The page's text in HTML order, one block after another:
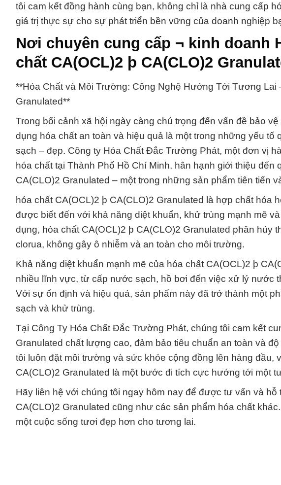
tôi cam kết đồng hành cùng bạn, không chỉ là nhà cung cấp
giá trị thực sự cho sự phát triển bền vững của doanh nghiệp
Nơi chuyên cung cấp ¬ kinh doanh
chất CA(OCL)2 þ CA(CLO)2
**Hóa Chất và Môi Trường: Công Nghệ Hướng Tới Tương Lai
Granulated**
Trong bối cảnh xã hội ngày càng chú trọng đến vấn đề bảo
dụng hóa chất an toàn và hiệu quả là một trong những yếu
sạch – đẹp. Công ty Hóa Chất Đắc Trường Phát, một đơn vị
hóa chất tại Thành Phố Hồ Chí Minh, hân hạnh giới thiệu đến
CA(CLO)2 Granulated – một trong những sản phẩm tiên tiến
hóa chất CA(OCL)2 þ CA(CLO)2 Granulated là hợp chất hóa
được biết đến với khả năng diệt khuẩn, khử trùng mạnh mẽ
dụng, hóa chất CA(OCL)2 þ CA(CLO)2 Granulated phân hủy
clorua, không gây ô nhiễm và an toàn cho môi trường.
Khả năng diệt khuẩn mạnh mẽ của hóa chất CA(OCL)2 þ
nhiều lĩnh vực, từ cấp nước sạch, hồ bơi đến việc xử lý nước
Với sự ổn định và hiệu quả, sản phẩm này đã trở thành một
sạch và khử trùng.
Tại Công Ty Hóa Chất Đắc Trường Phát, chúng tôi cam kết
Granulated chất lượng cao, đảm bảo tiêu chuẩn an toàn và
tôi luôn đặt môi trường và sức khỏe cộng đồng lên hàng đầu,
CA(CLO)2 Granulated là một bước đi tích cực hướng tới một
Hãy liên hệ với chúng tôi ngay hôm nay để được tư vấn và
CA(CLO)2 Granulated cũng như các sản phẩm hóa chất
một cuộc sống tươi đẹp hơn cho tương lai.